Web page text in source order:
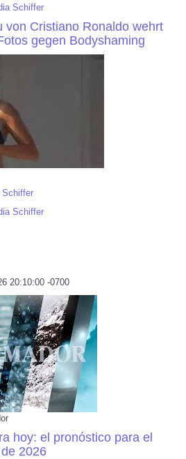
Schiffer
von Cristiano Ronaldo wehrt
gegen Bodyshaming
Schiffer
Schiffer
20:10:00 -0700
hoy: el pronóstico para el
2026